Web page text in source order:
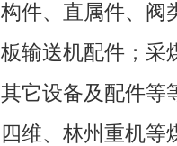
构件、直属件、阀
板输送机配件；采
其它设备及配件等
四维、林州重机等